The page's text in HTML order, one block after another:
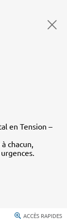
en Tension –
chacun,
ACCÈS RAPIDES